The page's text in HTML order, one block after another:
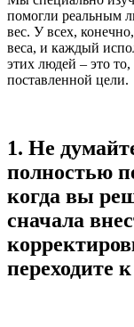
помогли реальным
вес. У всех,
веса, и каждый
этих людей – это
поставленной цели.
1. Не
полностью
когда вы
сначала
переходите